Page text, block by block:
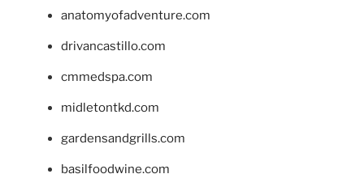
anatomyofadventure.com
drivancastillo.com
cmmedspa.com
midletontkd.com
gardensandgrills.com
basilfoodwine.com